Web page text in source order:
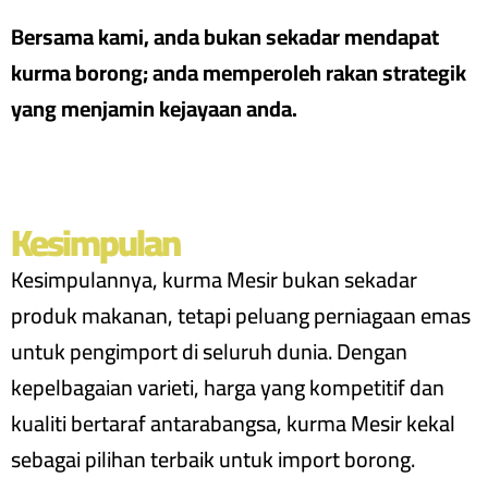
Bersama kami, anda bukan sekadar mendapat
kurma borong; anda memperoleh rakan strategik
yang menjamin kejayaan anda.
Kesimpulan
Kesimpulannya, kurma Mesir bukan sekadar
produk makanan, tetapi peluang perniagaan emas
untuk pengimport di seluruh dunia. Dengan
kepelbagaian varieti, harga yang kompetitif dan
kualiti bertaraf antarabangsa, kurma Mesir kekal
sebagai pilihan terbaik untuk import borong.